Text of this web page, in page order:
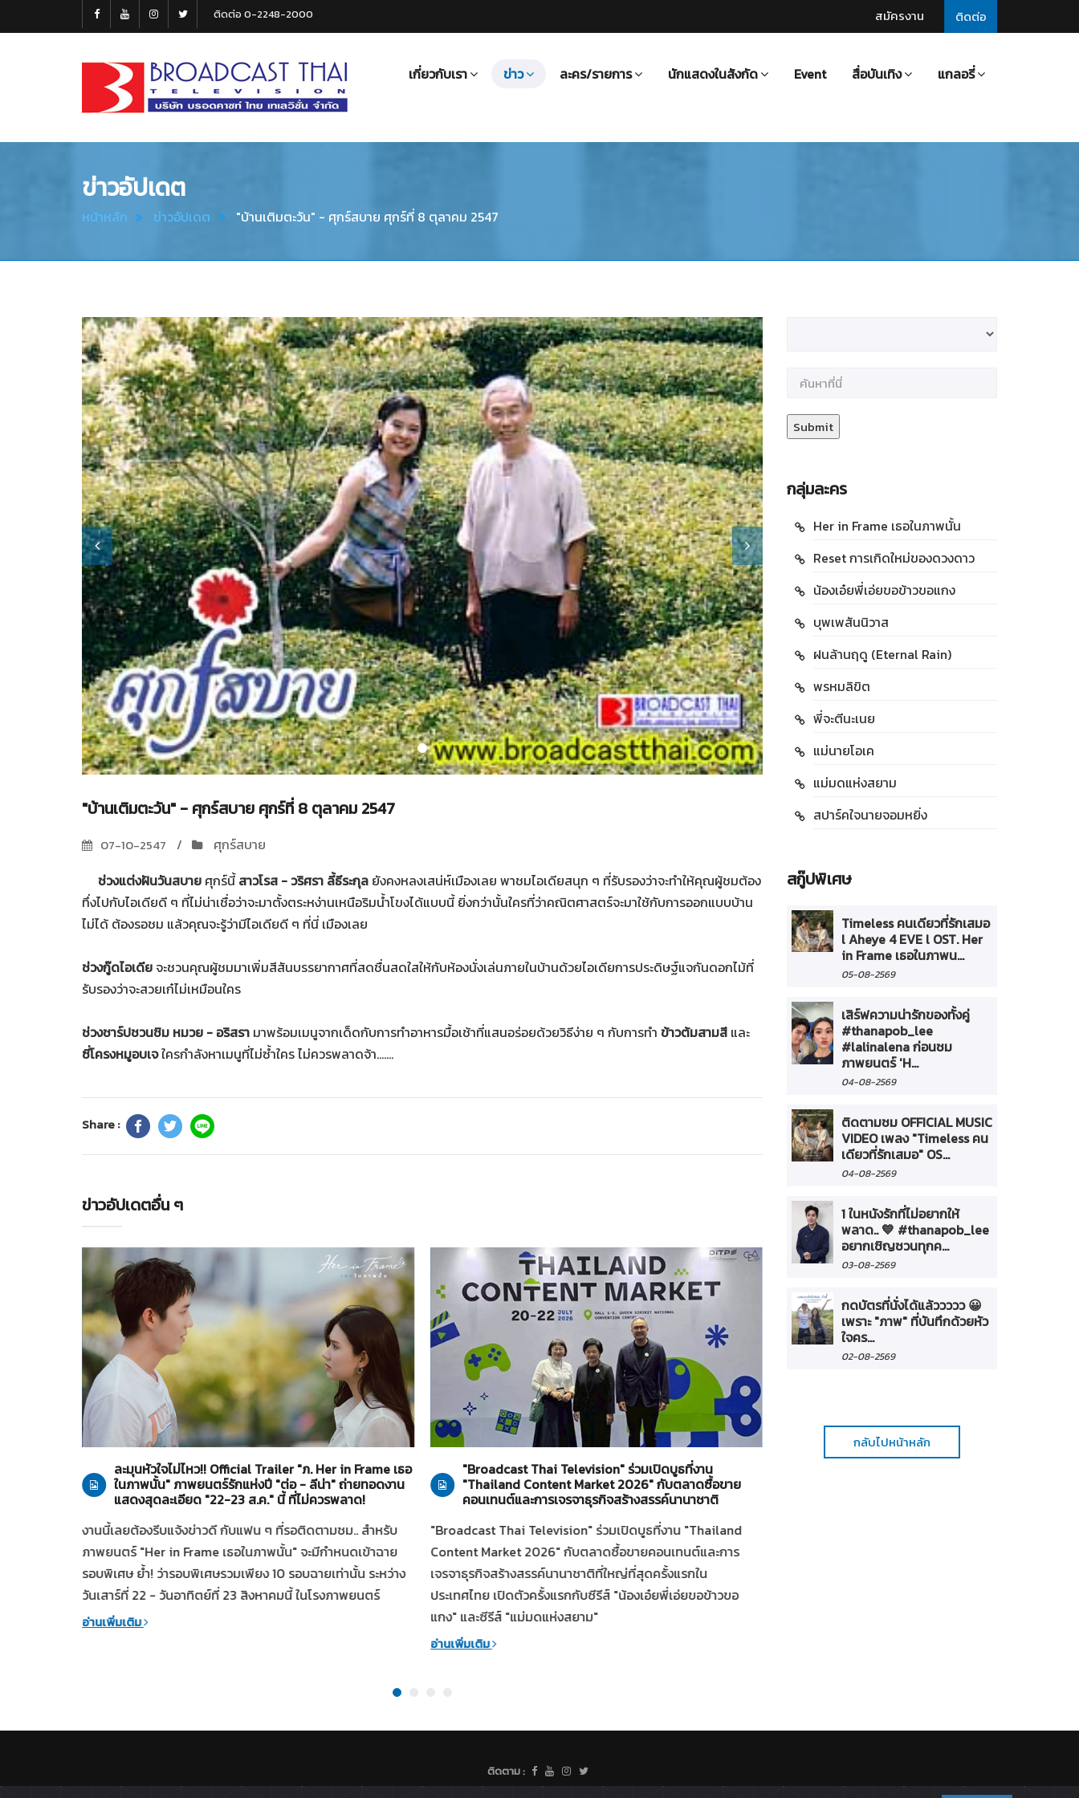
ติดต่อ
สมัครงาน
ติดต่อ 0-2248-2000
Thai
เกี่ยวกับเรา ข่าว ละคร/รายการ นักแสดงในสังกัด Event สื่อบันเทิง แกลอรี่
ข่าวอัปเดต
หน้าหลัก ข่าวอัปเดต "บ้านเติมตะวัน" - ศุกร์สบาย ศุกร์ที่ 8 ตุลาคม 2547
"บ้านเติมตะวัน" - ศุกร์สบาย ศุกร์ที่ 8 ตุลาคม 2547
07-10-2547
ศุกร์สบาย
ช่วงแต่งฝันวันสบาย ศุกร์นี้สาวโรส - วริศรา ลี้ธีระกุล ยังคงหลงเสน่ห์เมืองเลย พาชมไอเดียสนุก ๆ ที่รับรองว่าจะทำให้คุณผู้ชมต้อง
ทึ่งไปกับไอเดียดี ๆ ที่ไม่น่าเชื่อว่าจะมาตั้งตระหง่านเหนือริมน้ำโขงได้แบบนี้ ยิ่งกว่านั้นใครที่ว่าคณิตศาสตร์จะมาใช้กับการออกแบบบ้าน
ไม่ได้ ต้องรอชม แล้วคุณจะรู้ว่ามีไอเดียดี ๆ ที่นี่ เมืองเลย
ช่วงกู๊ดไอเดียจะชวนคุณผู้ชมมาเพิ่มสีสันบรรยากาศที่สดชื่นสดใสให้กับห้องนั่งเล่นภายในบ้านด้วยไอเดียการประดิษฐ์แจกันดอกไม้ที่
รับรองว่าจะสวยเก๋ไม่เหมือนใคร
ช่วงชาร์ปชวนชิม หมวย - อริสรา มาพร้อมเมนูจากเด็ดกับการทำอาหารมื้อเช้าที่แสนอร่อยด้วยวิธีง่าย ๆ กับการทำ ข้าวต้มสามสี และ
ซี่โครงหมูอบเจใครกำลังหาเมนูที่ไม่ซ้ำใคร ไม่ควรพลาดจ้า.......
Share :
ข่าวอัปเดตอื่น ๆ
27-07-2569 Her in Frame เธอในภาพนั้น
ละมุนหัวใจไม่ไหว!! Official Trailer "ภ. Her in Frame เธอ
ในภาพนั้น" ภาพยนตร์รักแห่งปี "ต่อ - ลีน่า" ถ่ายทอดงาน
แสดงสุดละเอียด "22-23 ส.ค." นี้ ที่ไม่ควรพลาด!
งานนี้เลยต้องรีบแจ้งข่าวดี กับแฟน ๆ ที่รอติดตามชม.. สำหรับ
ภาพยนตร์ "Her in Frame เธอในภาพนั้น" จะมีกำหนดเข้าฉาย
รอบพิเศษ ย้ำ! ว่ารอบพิเศษรวมเพียง 10 รอบฉายเท่านั้น ระหว่าง
วันเสาร์ที่ 22 - วันอาทิตย์ที่ 23 สิงหาคมนี้ ในโรงภาพยนตร์
อ่านเพิ่มเติม
21-07-2569 ทั่วไป
"Broadcast Thai Television" ร่วมเปิดบูธที่งาน
"Thailand Content Market 2026" กับตลาดซื้อขาย
คอนเทนต์และการเจรจาธุรกิจสร้างสรรค์นานาชาติ
"Broadcast Thai Television" ร่วมเปิดบูธที่งาน "Thailand
Content Market 2026" กับตลาดซื้อขายคอนเทนต์และการ
เจรจาธุรกิจสร้างสรรค์นานาชาติที่ใหญ่ที่สุดครั้งแรกใน
ประเทศไทย เปิดตัวครั้งแรกกับซีรีส์ "น้องเอ๋ยพี่เอ่ยขอข้าวขอ
แกง" และซีรีส์ "แม่มดแห่งสยาม"
อ่านเพิ่มเติม
19-07-2569 ทั่วไป
กลุ่มละคร
Her in Frame เธอในภาพนั้น
Reset การเกิดใหม่ของดวงดาว
น้องเอ๋ยพี่เอ่ยขอข้าวขอแกง
บุพเพสันนิวาส
ฝนล้านฤดู (Eternal Rain)
พรหมลิขิต
พี่จะตีนะเนย
แม่นายโอเค
แม่มดแห่งสยาม
สปาร์คใจนายจอมหยิ่ง
สกู๊ปพิเศษ
Timeless คนเดียวที่รักเสมอ
l Aheye 4 EVE l OST. Her
in Frame เธอในภาพน...
05-08-2569
เสิร์ฟความน่ารักของทั้งคู่
#thanapob_lee
#lalinalena ก่อนชม
ภาพยนตร์ 'H...
04-08-2569
ติดตามชม OFFICIAL MUSIC
VIDEO เพลง "Timeless คน
เดียวที่รักเสมอ" OS...
04-08-2569
1 ในหนังรักที่ไม่อยากให้
พลาด.. 💙 #thanapob_lee
อยากเชิญชวนทุกค...
03-08-2569
กดบัตรที่นั่งได้แล้ววววว 😀
เพราะ "ภาพ" ที่บันทึกด้วยหัว
ใจคร...
02-08-2569
กลับไปหน้าหลัก
ติดตาม :